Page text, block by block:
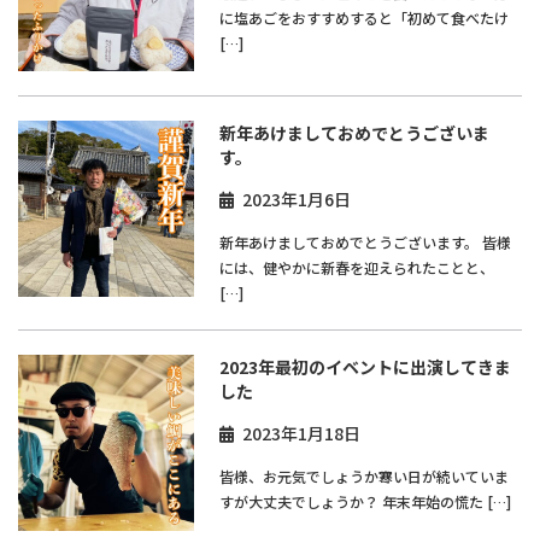
に塩あごをおすすめすると「初めて食べたけ
[…]
新年あけましておめでとうございま
す。
2023年1月6日
新年あけましておめでとうございます。 皆様
には、健やかに新春を迎えられたことと、
[…]
2023年最初のイベントに出演してきま
した
2023年1月18日
皆様、お元気でしょうか⁇寒い日が続いていま
すが大丈夫でしょうか？ 年末年始の慌た […]